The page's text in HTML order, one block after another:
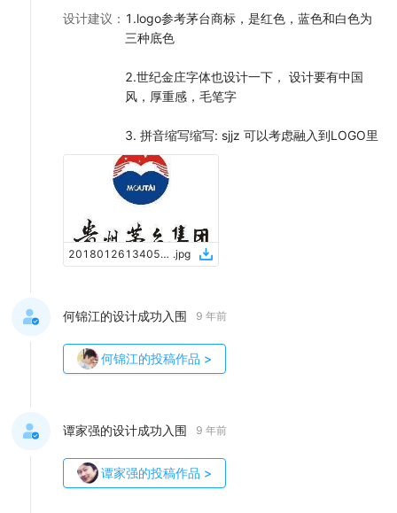
设计建议 ： 1.logo参考茅台商标，是红色，蓝色和白色为
三种底色
2.世纪金庄字体也设计一下， 设计要有中国
风，厚重感，毛笔字
3. 拼音缩写缩写: sjjz 可以考虑融入到LOGO里
2018012613405535410685 .jpg
何锦江的设计成功入围 9 年前
何锦江的投稿作品 >
谭家强的设计成功入围 9 年前
谭家强的投稿作品 >